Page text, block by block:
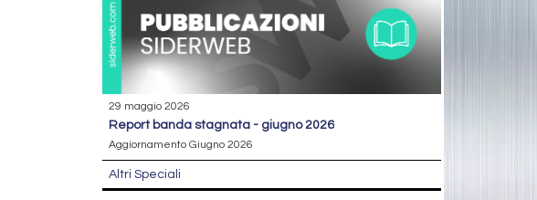
29 maggio 2026
report banda stagnata - giugno 2026
Aggiornamento Giugno 2026
Altri Speciali